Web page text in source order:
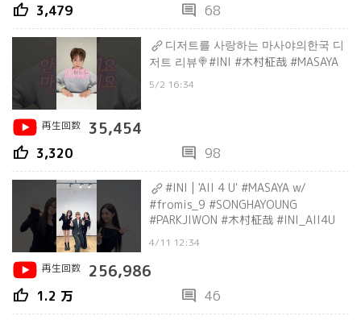
thumb_up 3,479 comment 68
디저트를 사랑하는 마사야의한국 디
저트 리뷰🍭#INI #木村柾哉 #MASAYA
5/2 16:34
再生回数 35,454
thumb_up 3,320 comment 98
#INI | 'All 4 U' #MASAYA w/
#fromis_9 #SONGHAYOUNG
#PARKJIWON #木村柾哉 #INI_All4U
4/11 12:34
再生回数
256,986
thumb_up 1.2 万 comment 46